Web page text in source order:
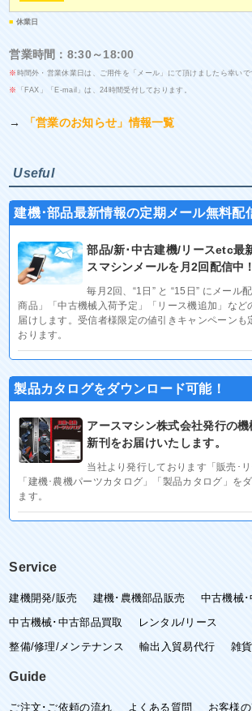
■ 休業日
営業時間：8:30～18:00
※ 時間外・営業休業日は、ご用件を「メール」にて頂けましたら幸いで
※ 「FAX」「E-mail」は、24時間受付しております。
→ 「営業のお知らせ」情報一覧
Useful
建機･部品最新情報の定期メール無料配
部品/新･中古建機/リースetc最
スマシンメールを月2回配信中！
毎月2回、“1日” と “15日” にメール
商品」「中古機械入荷予定」「リース機追加」など
届けします。受信者様限定の値引きキャンペーンも
おります。
製品カタログをダウンロード可能！
アースマシン株式会社発行の
新刊をお届けいたします。
当社より発行しております「販売･リ
「建機･農機パーツカタログ」「製品カタログ」を
ます。
Service
建機開発/販売 建機･農機部品販売
中古機械
中古機械･中古部品買取
レンタル/リース
整備/修理/メンテナンス
輸出入貿易代行 雑
Guide
ご注文･ご依頼の流れ よくある質問 お客様